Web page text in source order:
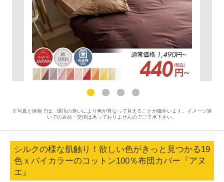
※写真と現物では、環境の違いにより色が異なって見えることが御座います。イメージ違
いでの返品・交換は承っておりませんのでご了承下さい。
シルクの様な肌触り！欲しい色がきっと見つかる19
色ｘバイカラーのコットン100％布団カバー『アヌ
エ』